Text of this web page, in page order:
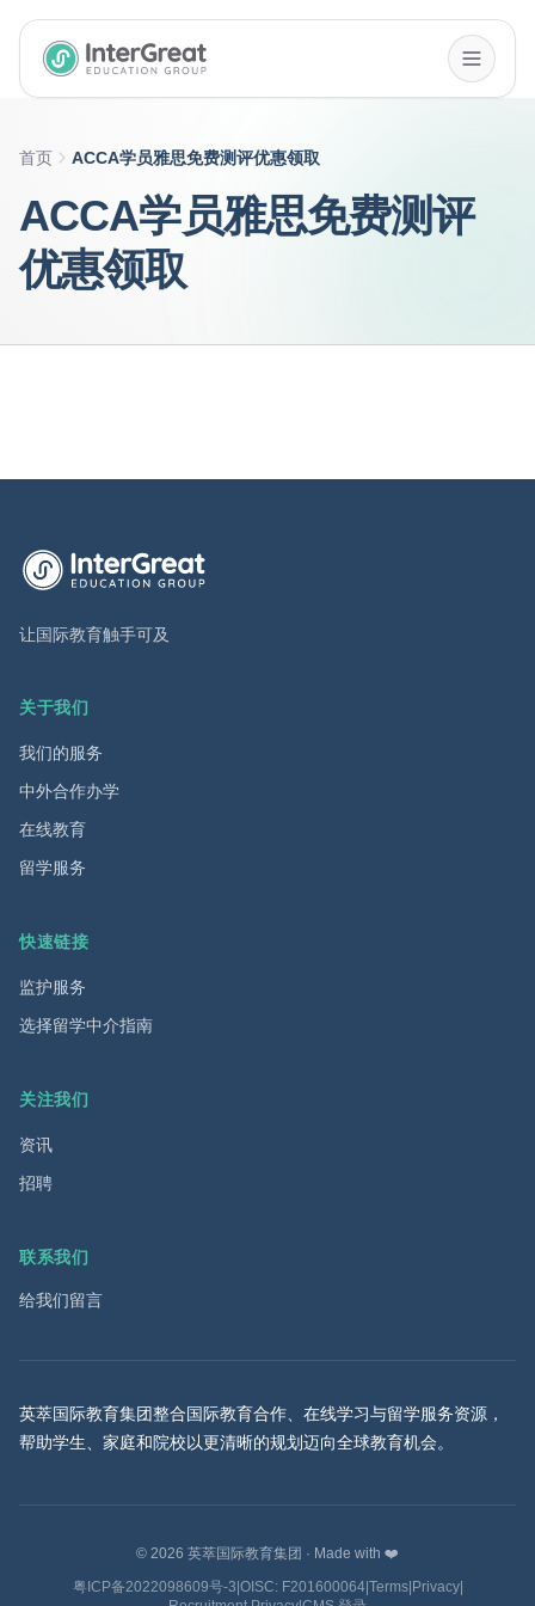
InterGreat Education Group home
首页 ACCA学员雅思免费测评优惠领取
ACCA学员雅思免费测评
优惠领取
英萃国际教育集团首页
让国际教育触手可及
关于我们
我们的服务
中外合作办学
在线教育
留学服务
快速链接
监护服务
选择留学中介指南
关注我们
资讯
招聘
联系我们
给我们留言
英萃国际教育集团整合国际教育合作、在线学习与留学服务资源，
帮助学生、家庭和院校以更清晰的规划迈向全球教育机会。
© 2026 英萃国际教育集团 · Made with ❤️
粤ICP备2022098609号-3 OISC: F201600064| Terms| Privacy|